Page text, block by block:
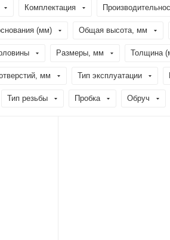
Комплектация
(мм) Общая высота, мм
Размеры, мм Толщина
мм Тип эксплуатации
Тип резьбы Пробка Обруч